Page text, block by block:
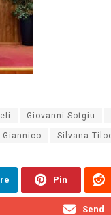
Giovanni Sotgiu
Giannico Silvana
Pin
Send